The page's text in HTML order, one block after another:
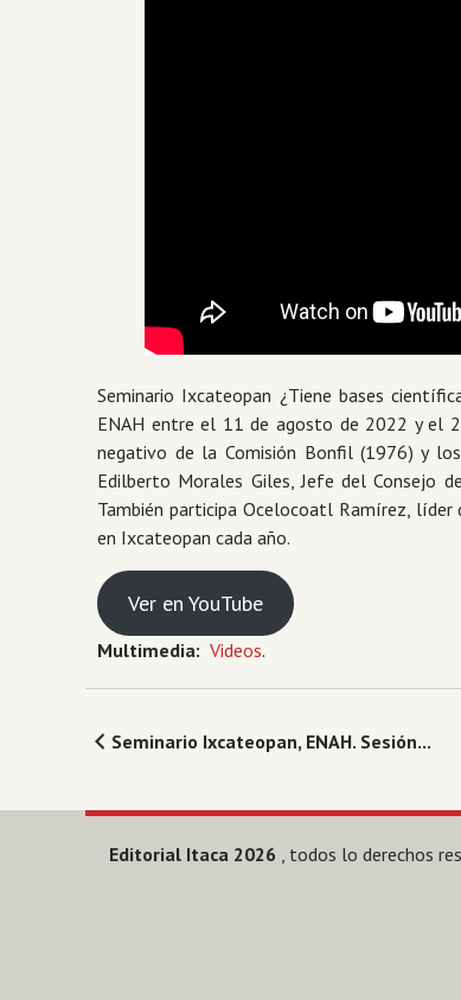
Seminario Ixcateopan ¿Tiene bases
ENAH entre el 11 de agosto de 2022 y el
negativo de la Comisión Bonfil (1976) y
Edilberto Morales Giles, Jefe del Consejo
También participa Ocelocoatl Ramírez,
en Ixcateopan cada año.
Ver en YouTube
Multimedia: Videos.
Seminario Ixcateopan, ENAH. Sesión...
Editorial Itaca 2026 , todos lo derechos